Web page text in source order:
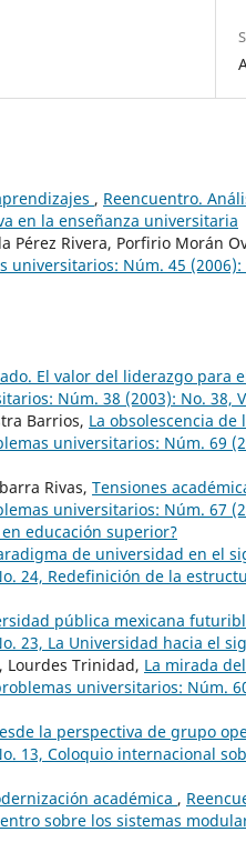
, Reencuentro.
en la enseñanza universitaria
Pérez Rivera, Porfirio Morán
universitarios: Núm. 45 (2006):
El valor del liderazgo para
Núm. 38 (2003): No. 38,
Barrios, La obsolescencia
universitarios: Núm. 69
Rivas, Tensiones
universitarios: Núm. 67
educación superior?
de universidad en el
24, Redefinición de la
pública mexicana
23, La Universidad hacia el
Lourdes Trinidad, La mirada
universitarios: Núm.
la perspectiva de grupo
13, Coloquio internacional
académica ,
sobre los sistemas